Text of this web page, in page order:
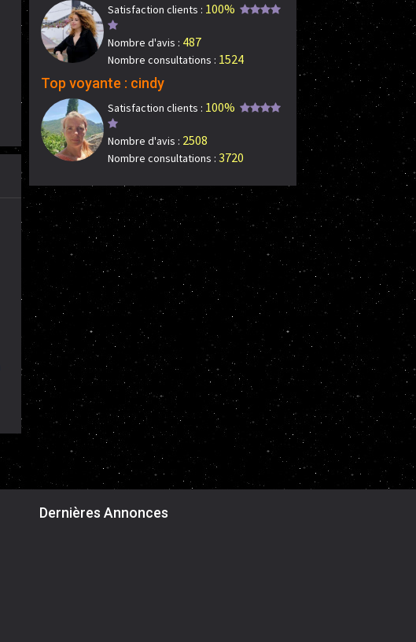
Satisfaction clients : 100%
Nombre d'avis : 487
Nombre consultations : 1524
Top voyante : cindy
Satisfaction clients : 100%
Nombre d'avis : 2508
Nombre consultations : 3720
Dernières Annonces